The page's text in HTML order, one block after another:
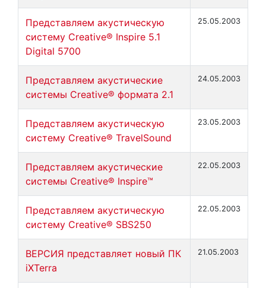
Представляем акустическую
систему Creative® Inspire 5.1
Digital 5700
25.05.2003
Представляем акустические
системы Creative® формата 2.1
24.05.2003
Представляем акустическую
систему Creative® TravelSound
23.05.2003
Представляем акустические
системы Creative® Inspire™
22.05.2003
Представляем акустическую
систему Creative® SBS250
22.05.2003
ВЕРСИЯ представляет новый ПК
iXTerra
21.05.2003